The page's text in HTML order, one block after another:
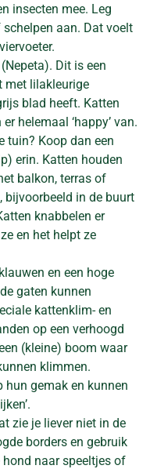
insecten mee. Leg
aan. Dat voelt
Dit is een
met lilakleurige
blad heeft. Katten
helemaal ‘happy’ van.
tuin? Koop dan een
erin. Katten houden
balkon, terras of
bijvoorbeeld in de buurt
knabbelen er
en het helpt ze
en een hoge
gaten kunnen
kattenklim- en
op een verhoogd
(kleine) boom waar
klimmen.
hun gemak en kunnen
zie je liever niet in de
borders en gebruik
naar speeltjes of